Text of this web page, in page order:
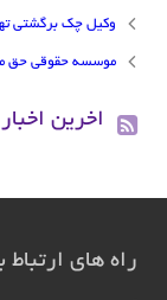
وکیل چک برگشتی
موسسه حقوقی حق
اخرین
راه های ارتباط